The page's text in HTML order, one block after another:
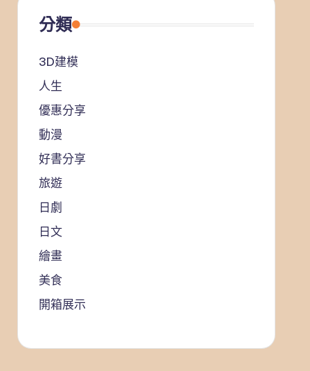
分類
3D建模
人生
優惠分享
動漫
好書分享
旅遊
日劇
日文
繪畫
美食
開箱展示